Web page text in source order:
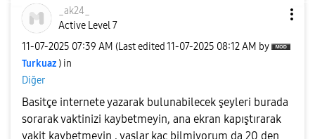
_ak24_
Active Level 7
‎11-07-2025 07:39 AM (Last edited ‎11-07-2025 08:12 AM by
Turkuaz ) in
Diğer
Basitçe internete yazarak bulunabilecek şeyleri burada
sorarak vaktinizi kaybetmeyin, ana ekran kapıştırarak
vakit kaybetmeyin , yaşlar kaç bilmiyorum da 20 den